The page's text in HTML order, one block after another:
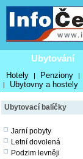
Ubytování
Hotely | Penziony |
| Ubytovny a hostely
Ubytovací balíčky
Jarní pobyty
Letní dovolená
Podzim levněji